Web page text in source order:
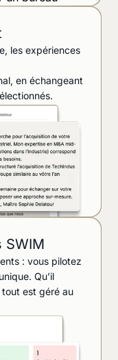
les expériences
en échangeant
SWIM
: vous pilotez
Qu’il
tout est géré au